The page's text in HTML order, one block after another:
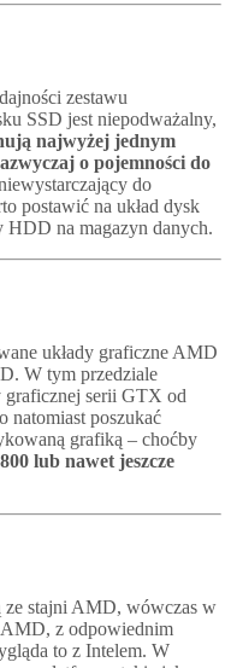
zestawu
SSD jest niepodważalny,
najwyżej jednym
o pojemności do
do
postawić na układ dysk
HDD na magazyn danych.
układy graficzne AMD
W tym przedziale
graficznej serii GTX od
natomiast poszukać
grafiką – choćby
lub nawet jeszcze
ze stajni AMD, wówczas w
AMD, z odpowiednim
to z Intelem. W